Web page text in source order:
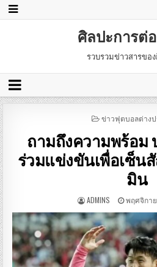
ศิลปะการต่
รวบรวมข่าวสารขอ
POSTED
ข่าวฟุตบอลต่างป
ถามถึงความพร้อม
ร่วมแข่งขันเพื่อเซ็
มิน
ADMINS พฤศจิกาย